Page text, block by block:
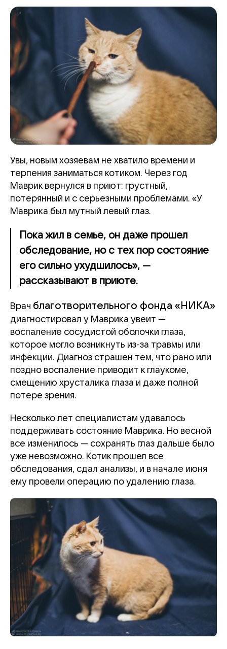
Увы, новым хозяевам не хватило времени и
терпения заниматься котиком. Через год
Маврик вернулся в приют: грустный,
потерянный и с серьезными проблемами. «У
Маврика был мутный левый глаз.
Пока жил в семье, он даже прошел
обследование, но с тех пор состояние
его сильно ухудшилось», —
рассказывают в приюте.
Врач благотворительного фонда «НИКА»
диагностировал у Маврика увеит —
воспаление сосудистой оболочки глаза,
которое могло возникнуть из-за травмы или
инфекции. Диагноз страшен тем, что рано или
поздно воспаление приводит к глаукоме,
смещению хрусталика глаза и даже полной
потере зрения.
Несколько лет специалистам удавалось
поддерживать состояние Маврика. Но весной
все изменилось — сохранять глаз дальше было
уже невозможно. Котик прошел все
обследования, сдал анализы, и в начале июня
ему провели операцию по удалению глаза.